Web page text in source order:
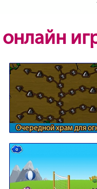
Очередной храм для